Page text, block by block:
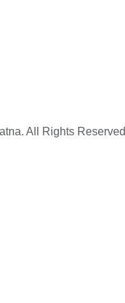
All Rights Reserved